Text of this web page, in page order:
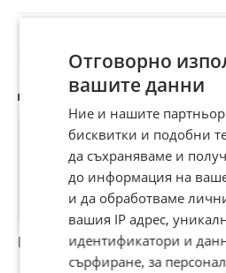
Другите търсят също
Isuzu D-max
Isuzu D-max
2.5ЧАСТИ
Отговорно
вашите данни
Ние и нашите
бисквитки и подобни
да съхраняваме и
до информация на
и да обработваме
вашия IP адрес,
идентификатори и
сърфиране, за